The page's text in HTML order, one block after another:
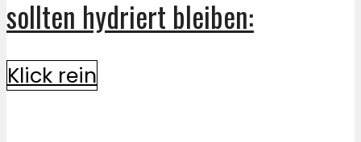
sollten hydriert bleiben:
Klick rein